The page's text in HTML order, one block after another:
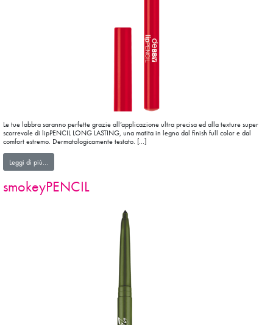
Le tue labbra saranno perfette grazie all’applicazione ultra precisa ed alla texture super
scorrevole di lipPENCIL LONG LASTING, una matita in legno dal finish full color e dal
comfort estremo. Dermatologicamente testato. […]
Leggi di più…
smokeyPENCIL